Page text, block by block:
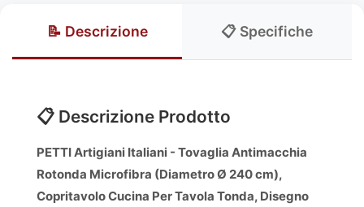
📝 Descrizione 📋 Specifiche
📋 Descrizione Prodotto
PETTI Artigiani Italiani - Tovaglia Antimacchia
Rotonda Microfibra (Diametro Ø 240 cm),
Copritavolo Cucina Per Tavola Tonda, Disegno